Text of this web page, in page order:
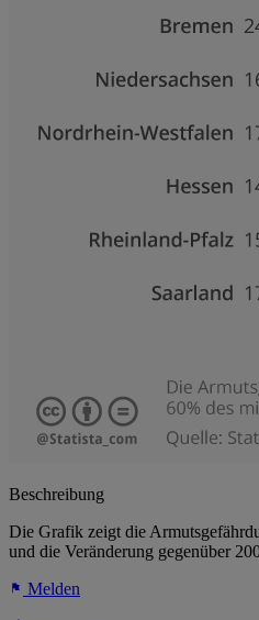
Beschreibung
Die Grafik zeigt die
und die Veränderung gegenüber
Melden